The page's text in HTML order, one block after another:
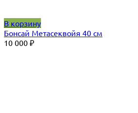
В корзину
Бонсай Метасеквойя 40 см
10 000 ₽